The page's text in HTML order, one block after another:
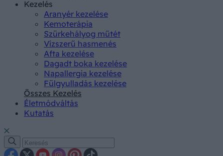
Kezelés
Aranyér kezelése
Kemoterápia
Szürkehályog műtét
Vízszerű hasmenés
Afta kezelése
Dagadt boka kezelése
Napallergia kezelése
Fülgyulladás kezelése
Összes Kezelés
Életmódváltás
Kutatás